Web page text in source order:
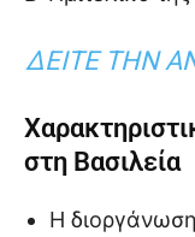
ΔΕΊΤΕ ΤΗΝ
στη Βασιλεία
Η διοργάνωση